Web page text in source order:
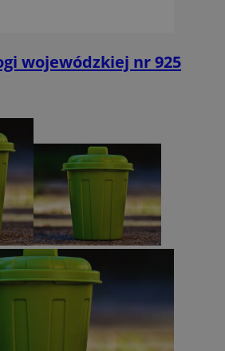
wojewódzkiej nr 925